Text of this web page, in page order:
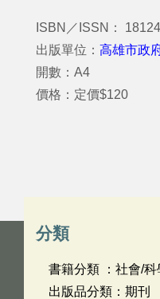
ISBN／ISSN：
出版單位： 高雄市政
開數：A4
價格：定價$120
分類
書籍分類 ：社會/
出版品分類：期刊